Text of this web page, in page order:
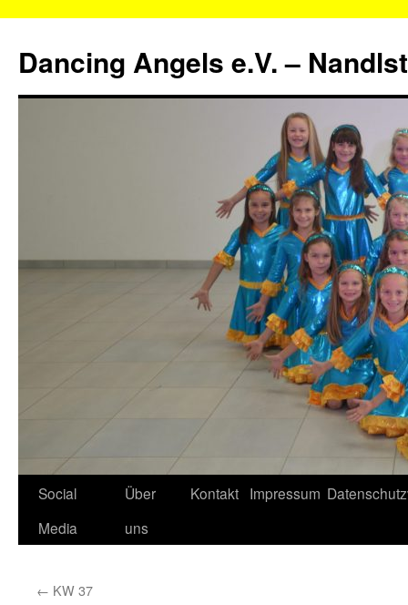
springen
Dancing Angels e.V. –
Social
Media
Über
uns
Kontakt Impressum
← KW 37